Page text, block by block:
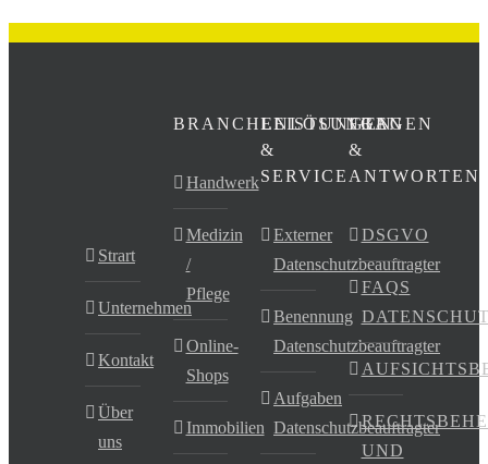
Strart
Unternehmen
Kontakt
Über
uns
BRANCHENLÖSUNGEN
Handwerk
Medizin
/
Pflege
Online-
Shops
Immobilien
LEISTUNGEN
&
SERVICE
Externer
Datenschutzbeauftragter
Benennung
Datenschutzbeauftragter
Aufgaben
Datenschutzbeauftragter
FRAGEN
&
ANTWORTEN
DSGVO
FAQS
UND